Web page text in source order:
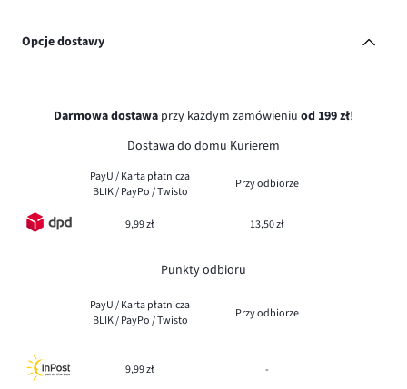
Opcje dostawy
Darmowa dostawa przy każdym zamówieniu od 199 zł!
Dostawa do domu Kurierem
PayU / Karta płatnicza
BLIK / PayPo / Twisto
Przy odbiorze
9,99 zł 13,50 zł
Punkty odbioru
PayU / Karta płatnicza
BLIK / PayPo / Twisto
Przy odbiorze
9,99 zł -